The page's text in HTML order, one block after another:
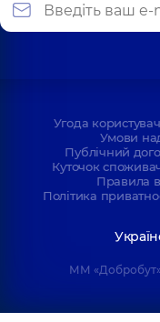
Угода
Умови
Публічний
Куточок
Правила
Політика
ММ «Добробут»